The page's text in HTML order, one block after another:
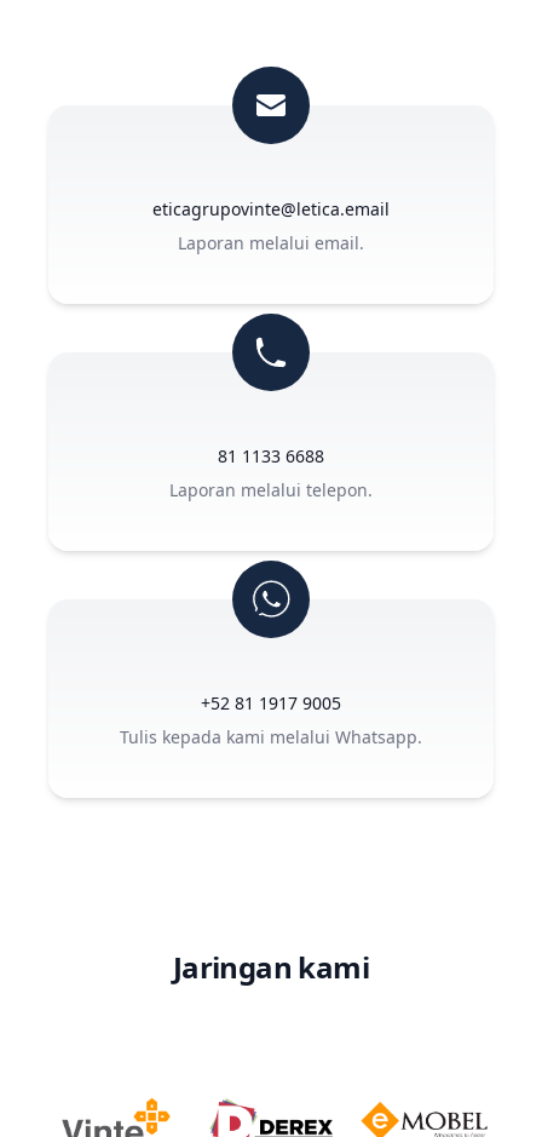
eticagrupovinte@letica.email
Laporan melalui email.
81 1133 6688
Laporan melalui telepon.
+52 81 1917 9005
Tulis kepada kami melalui Whatsapp.
Jaringan kami